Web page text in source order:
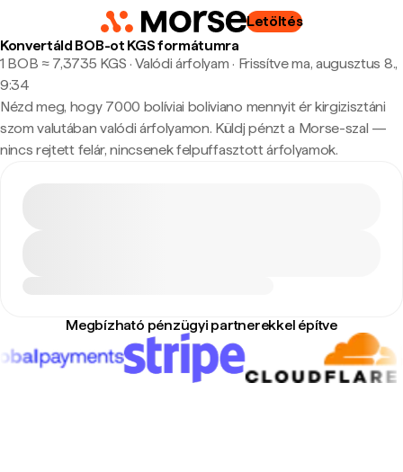
Letöltés
Konvertáld BOB-ot KGS formátumra
1 BOB ≈ 7,3735 KGS · Valódi árfolyam · Frissítve ma, augusztus 8.,
9:34
Nézd meg, hogy 7000 bolíviai boliviano mennyit ér kirgizisztáni
szom valutában valódi árfolyamon. Küldj pénzt a Morse-szal —
nincs rejtett felár, nincsenek felpuffasztott árfolyamok.
Megbízható pénzügyi partnerekkel építve